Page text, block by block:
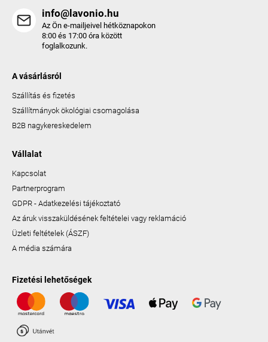
info@lavonio.hu
Az Ön e-mailjeivel hétköznapokon
8:00 és 17:00 óra között
foglalkozunk.
A vásárlásról
Szállítás és fizetés
Szállítmányok ökológiai csomagolása
B2B nagykereskedelem
Vállalat
Kapcsolat
Partnerprogram
GDPR - Adatkezelési tájékoztató
Az áruk visszaküldésének feltételei vagy reklamáció
Üzleti feltételek (ÁSZF)
A média számára
Fizetési lehetőségek